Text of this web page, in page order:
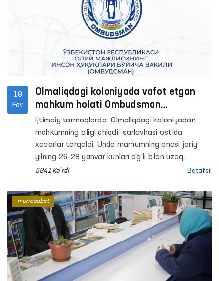
18
Fev
Olmaliqdagi koloniyada vafot etgan
mahkum holati Ombudsman
nazoratiga olindi
Ijtimoiy tarmoqlarda “Olmaliqdagi koloniyadan
mahkumning o‘ligi chiqdi” sarlavhasi ostida
xabarlar tarqaldi. Unda marhumning onasi joriy
yilning 26-28 yanvar kunlari o‘g‘li bilan uzoq
muddatli uchrashuvda bo‘lgani va u sog‘lig‘i
qilgan.
5841 Ko'rdi Batafsil
munosabat